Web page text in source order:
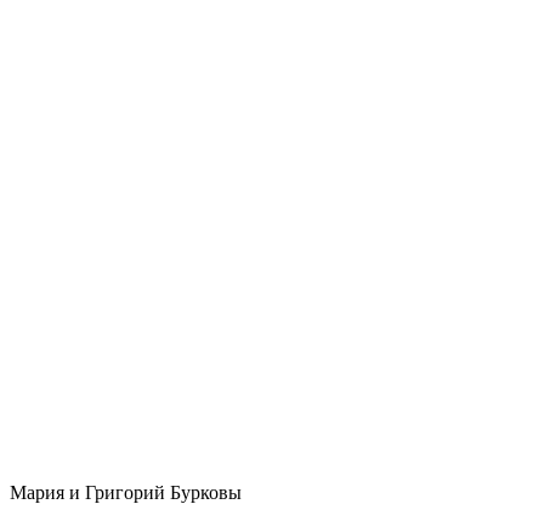
Мария и Григорий Бурковы